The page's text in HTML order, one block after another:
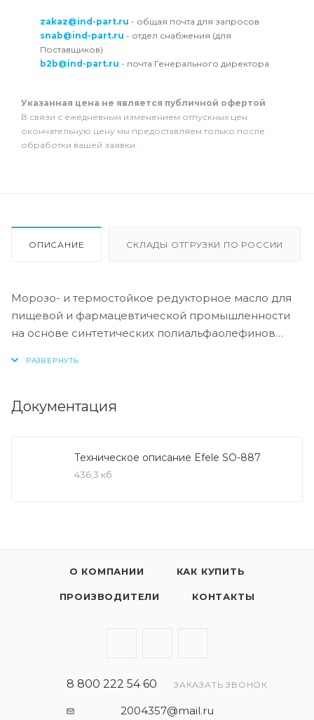
zakaz@ind-part.ru - общая почта для запросов
snab@ind-part.ru - отдел снабжения (для
Поставщиков)
b2b@ind-part.ru - почта Генерального директора
Указанная цена не является публичной офертой
В связи с ежедневным изменением отпускных цен
окончательную цену мы предоставляем только после
обработки вашей заявки.
ОПИСАНИЕ СКЛАДЫ ОТГРУЗКИ ПО РОССИИ
Морозо- и термостойкое редукторное масло для
пищевой и фармацевтической промышленности
на основе синтетических полиальфаолефинов
питания. Полностью соответствует требованиям
Применения
температурах (холодильные и морозильные
камеры, камеры шоковой заморозки)
линии и т.п.)
Документация
Техническое описание Efele SO-887
436,3 кб
О КОМПАНИИ КАК КУПИТЬ
ПРОИЗВОДИТЕЛИ КОНТАКТЫ
8 800 222 54 60 ЗАКАЗАТЬ ЗВОНОК
2004357@mail.ru